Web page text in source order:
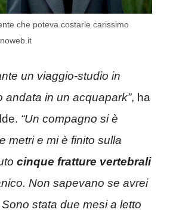
che poteva costarle carissimo
un viaggio-studio in
andata in un acquapark”, ha
“Un compagno si è
metri e mi è finito sulla
cinque fratture vertebrali
Non sapevano se avrei
stata due mesi a letto